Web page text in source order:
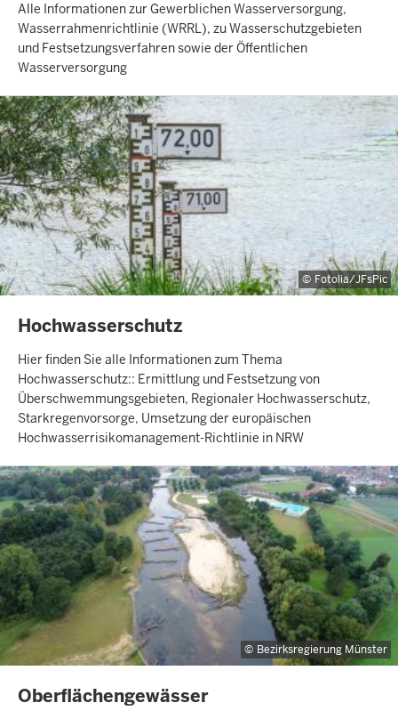
Alle Informationen zur Gewerblichen Wasserversorgung,
Wasserrahmenrichtlinie (WRRL), zu Wasserschutzgebieten
und Festsetzungsverfahren sowie der Öffentlichen
Wasserversorgung
Fotolia/JFsPic
INHALTSSEITE
Hochwasserschutz
Hier finden Sie alle Informationen zum Thema
Hochwasserschutz:: Ermittlung und Festsetzung von
Überschwemmungsgebieten, Regionaler Hochwasserschutz,
Starkregenvorsorge, Umsetzung der europäischen
Hochwasserrisikomanagement-Richtlinie in NRW
Bezirksregierung Münster
INHALTSSEITE
Oberflächengewässer